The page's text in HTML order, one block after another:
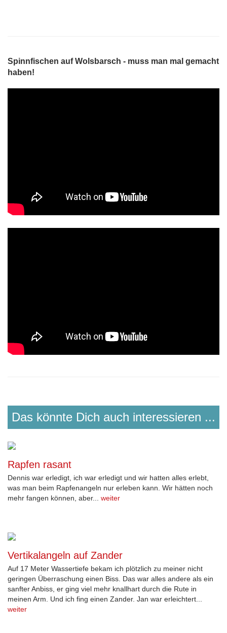
Spinnfischen auf Wolsbarsch - muss man mal gemacht
haben!
Das könnte Dich auch interessieren ...
Rapfen rasant
Dennis war erledigt, ich war erledigt und wir hatten alles erlebt,
was man beim Rapfenangeln nur erleben kann. Wir hätten noch
mehr fangen können, aber... weiter
Vertikalangeln auf Zander
Auf 17 Meter Wassertiefe bekam ich plötzlich zu meiner nicht
geringen Überraschung einen Biss. Das war alles andere als ein
sanfter Anbiss, er ging viel mehr knallhart durch die Rute in
meinen Arm. Und ich fing einen Zander. Jan war erleichtert...
weiter